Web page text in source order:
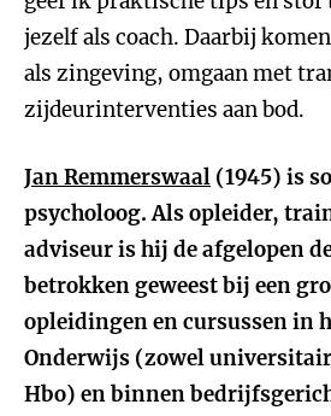
jezelf als coach. Daarbij
als zingeving, omgaan met
zijdeurinterventies aan bod.
Jan Remmerswaal (1945) is
psycholoog. Als opleider,
adviseur is hij de afgelopen
betrokken geweest bij een
opleidingen en cursussen in
Onderwijs (zowel
Hbo) en binnen